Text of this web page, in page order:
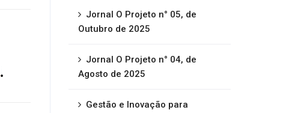
.
Jornal O Projeto n° 05, de
Outubro de 2025
Jornal O Projeto n° 04, de
Agosto de 2025
Gestão e Inovação para